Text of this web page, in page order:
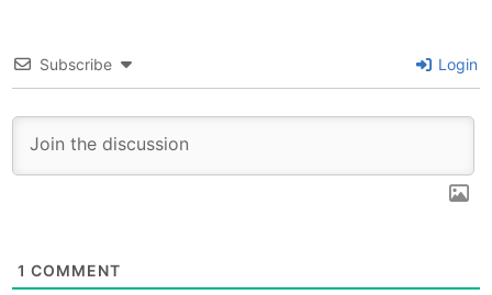
Subscribe Login
1 COMMENT